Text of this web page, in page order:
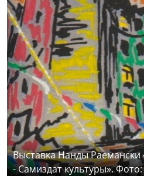
Выставка Нанды
- Самиздат культуры».